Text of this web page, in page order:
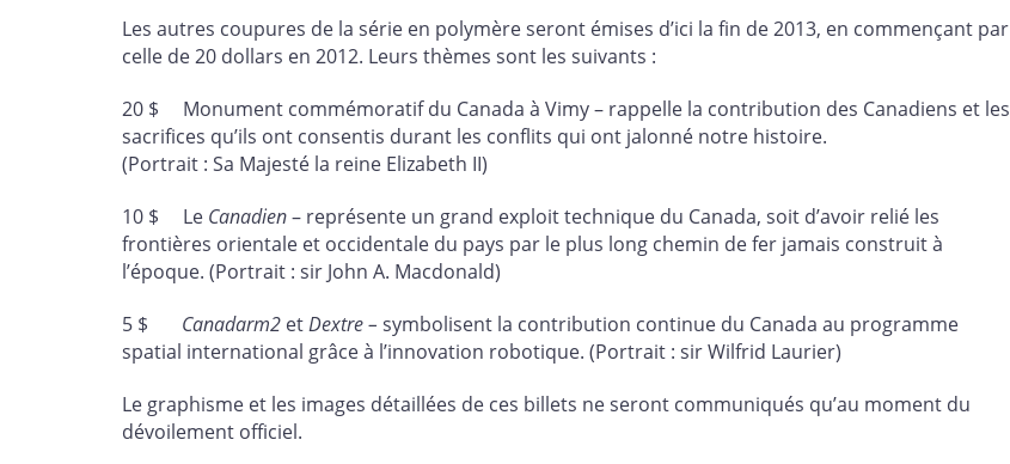
Les autres coupures de la série en polymère seront émises d’ici la fin de 2013, en commençant par
celle de 20 dollars en 2012. Leurs thèmes sont les suivants :
20 $ Monument commémoratif du Canada à Vimy – rappelle la contribution des Canadiens et les
sacrifices qu’ils ont consentis durant les conflits qui ont jalonné notre histoire.
(Portrait : Sa Majesté la reine Elizabeth II)
10 $ Le Canadien– représente un grand exploit technique du Canada, soit d’avoir relié les
frontières orientale et occidentale du pays par le plus long chemin de fer jamais construit à
l’époque. (Portrait : sir John A. Macdonald)
5 $ Canadarm2 etDextre – symbolisent la contribution continue du Canada au programme
spatial international grâce à l’innovation robotique. (Portrait : sir Wilfrid Laurier)
Le graphisme et les images détaillées de ces billets ne seront communiqués qu’au moment du
dévoilement officiel.